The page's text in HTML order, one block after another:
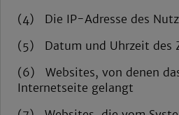
(4) Die IP-Adresse des
(5) Datum und Uhrzeit des
(6) Websites, von denen
Internetseite gelangt